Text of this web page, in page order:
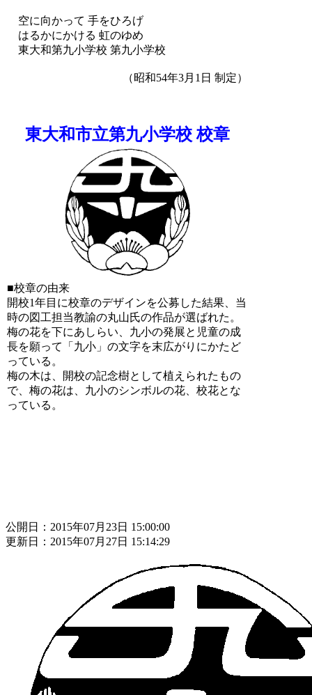
空に向かって 手をひろげ
はるかにかける 虹のゆめ
東大和第九小学校 第九小学校
（昭和54年3月1日 制定）
東大和市立第九小学校 校章
■校章の由来
開校1年目に校章のデザインを公募した結果、当
時の図工担当教諭の丸山氏の作品が選ばれた。
梅の花を下にあしらい、九小の発展と児童の成
長を願って「九小」の文字を末広がりにかたど
っている。
梅の木は、開校の記念樹として植えられたもの
で、梅の花は、九小のシンボルの花、校花とな
っている。
公開日：2015年07月23日 15:00:00
更新日：2015年07月27日 15:14:29